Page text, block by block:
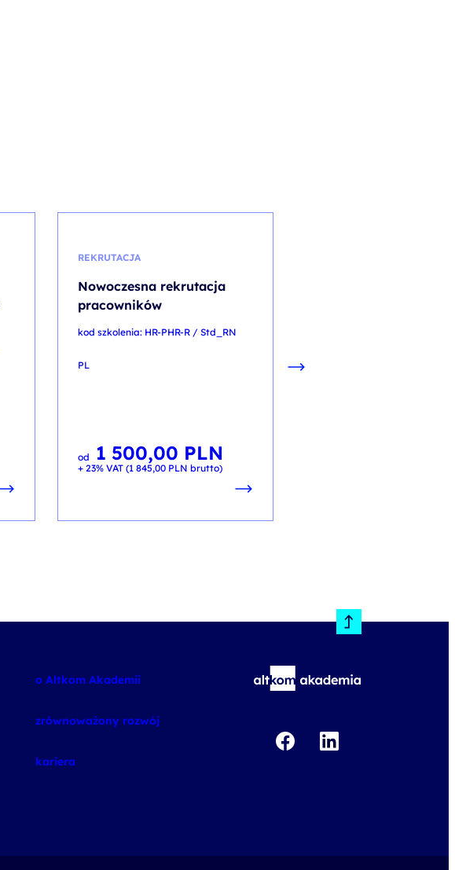
REKRUTACJA
Nowoczesna rekrutacja
pracowników
kod szkolenia: HR-PHR-R / Std_RN
PL
od 1 500,00 PLN
+ 23% VAT (1 845,00 PLN brutto)
o Altkom Akademii
zrównoważony rozwój
kariera